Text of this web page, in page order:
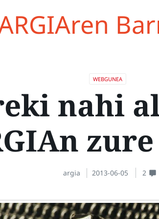
WEBGUNEA
nahi
argia 2013-06-05 2